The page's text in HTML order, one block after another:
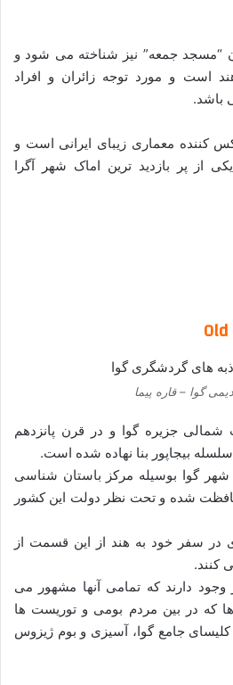
“مسجد جمعه” نیز شناخته می شود و
است و مورد توجه زائران و افراد
باشد.
کننده معماری زیبای ایرانی است و
از پر بازدید ترین اماک شهر آگرا
گوا – قاره پیما
جزیره گوا و در قرن پانزدهم
بیجاپور بنا نهاده شده است.
شهر گوا بوسیله مرکز باستان‌ شناسی
شده و تحت نظر دولت این کشور
در سفر خود به هند از این قسمت از
کنند.
وجود دارند که تمامی آنها مشهور می
که در بین مردم بومی و توریست ها
جامع گوا، آسیزی و بوم ژیزوس